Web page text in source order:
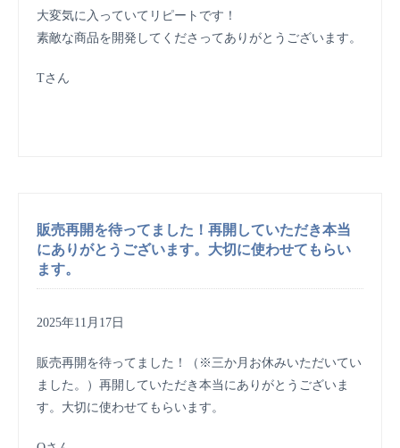
大変気に入っていてリピートです！
素敵な商品を開発してくださってありがとうございます。
Tさん
販売再開を待ってました！再開していただき本当
にありがとうございます。大切に使わせてもらい
ます。
2025年11月17日
販売再開を待ってました！（※三か月お休みいただいてい
ました。）再開していただき本当にありがとうございま
す。大切に使わせてもらいます。